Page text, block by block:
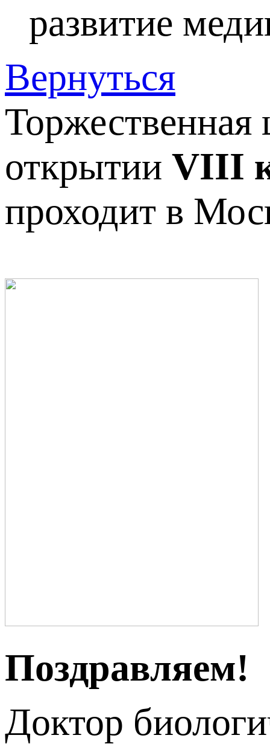
развитие
Вернуться
Торжественная
открытии VIII
проходит в
Поздравляем!
Доктор